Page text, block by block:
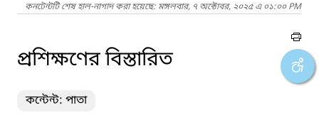
কনটেন্টটি শেষ হাল-নাগাদ করা হয়েছে: মঙ্গলবার, ৭ অক্টোবর, ২০২৫ এ ০১:০০ PM
প্রশিক্ষণের বিস্তারিত
কন্টেন্ট: পাতা